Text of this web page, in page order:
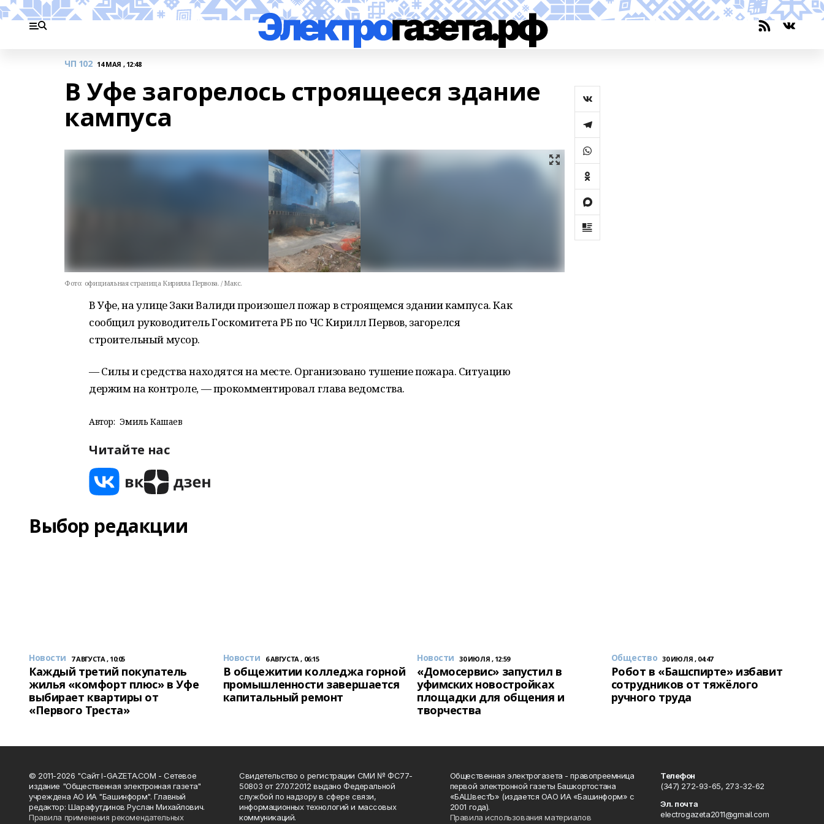
ЧП 102 14 МАЯ , 12:48
В Уфе загорелось строящееся здание
кампуса
Фото: официальная страница Кирилла Первова. / Макс.
В Уфе, на улице Заки Валиди произошел пожар в строящемся здании кампуса. Как
сообщил руководитель Госкомитета РБ по ЧС Кирилл Первов, загорелся
строительный мусор.
— Силы и средства находятся на месте. Организовано тушение пожара. Ситуацию
держим на контроле, — прокомментировал глава ведомства.
Автор: Эмиль Кашаев
Читайте нас
Выбор редакции
Новости 7 АВГУСТА , 10:05
Каждый третий покупатель
жилья «комфорт плюс» в Уфе
выбирает квартиры от
«Первого Треста»
Новости 6 АВГУСТА , 06:15
В общежитии колледжа горной
промышленности завершается
капитальный ремонт
Новости 30 ИЮЛЯ , 12:59
«Домосервис» запустил в
уфимских новостройках
площадки для общения и
творчества
Общество 30 ИЮЛЯ , 04:47
Робот в «Башспирте» избавит
сотрудников от тяжёлого
ручного труда
© 2011-2026 "Сайт I-GAZETA.COM - Сетевое
издание "Общественная электронная газета"
учреждена АО ИА "Башинформ". Главный
редактор: Шарафутдинов Руслан Михайлович.
Правила применения рекомендательных
Свидетельство о регистрации СМИ № ФС77-
50803 от 27.07.2012 выдано Федеральной
службой по надзору в сфере связи,
информационных технологий и массовых
коммуникаций.
Общественная электрогазета - правопреемница
первой электронной газеты Башкортостана
«БАШвестЪ» (издается ОАО ИА «Башинформ» с
2001 года).
Правила использования материалов
Телефон
(347) 272-93-65, 273-32-62
Эл. почта
electrogazeta2011@gmail.com